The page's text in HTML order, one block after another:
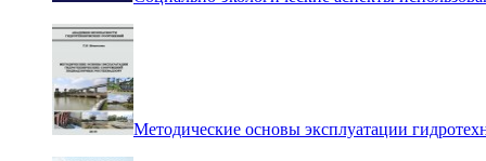
Методические основы эксплуатации